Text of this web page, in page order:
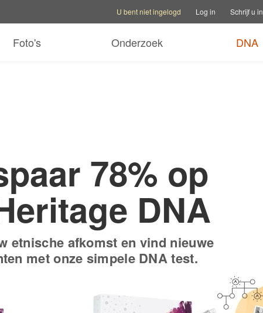
U bent niet ingelogd Log in Schrijf u in
Foto's Onderzoek DNA
Compleet abonnement
nu
78% op
DNA
etnische afkomst en vind nieuwe
met onze simpele DNA test.